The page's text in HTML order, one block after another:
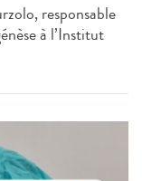
responsable
à l’Institut